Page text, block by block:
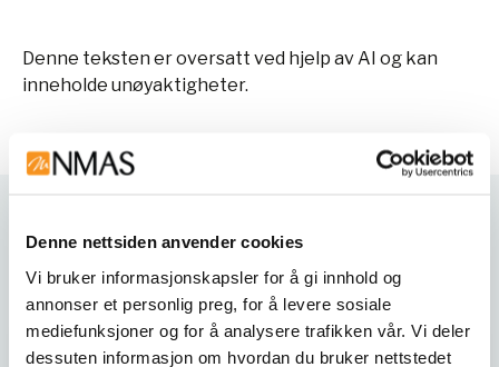
Denne nettsiden anvender cookies
Vi bruker informasjonskapsler for å gi innhold og
annonser et personlig preg, for å levere sosiale
mediefunksjoner og for å analysere trafikken vår. Vi deler
dessuten informasjon om hvordan du bruker nettstedet
Denne teksten er oversatt ved hjelp av AI og kan
inneholde unøyaktigheter.
Varianter